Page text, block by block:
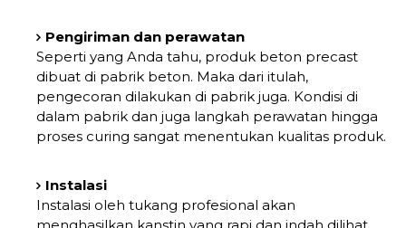
Pengiriman dan perawatan
Seperti yang Anda tahu, produk beton precast
dibuat di pabrik beton. Maka dari itulah,
pengecoran dilakukan di pabrik juga. Kondisi di
dalam pabrik dan juga langkah perawatan hingga
proses curing sangat menentukan kualitas produk.
Instalasi
Instalasi oleh tukang profesional akan
menghasilkan kanstin yang rapi dan indah dilihat.